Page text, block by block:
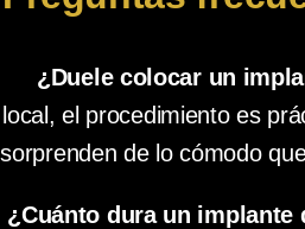
¿Duele colocar un
el procedimiento es
sorprenden de lo cómodo
¿Cuánto dura un implante